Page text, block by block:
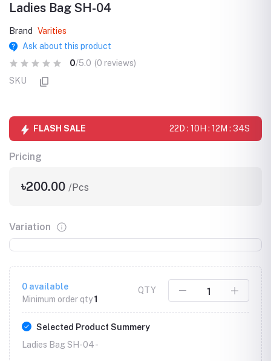
Ladies Bag SH-04
Brand
Varities
Ask about this product
0/5.0 (0 reviews)
SKU
FLASH SALE 22D : 10H : 12M : 34S
Pricing
৳200.00 /Pcs
Variation
0 available
Minimum order qty1
QTY
Selected Product Summery
Ladies Bag SH-04 -